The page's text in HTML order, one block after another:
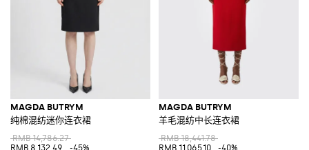
MAGDA BUTRYM
纯棉混纺迷你连衣裙
RMB 14,786.27
RMB 8,132.49
-45%
MAGDA BUTRYM
羊毛混纺中长连衣裙
RMB 18,441.78
RMB 11,065.10
-40%